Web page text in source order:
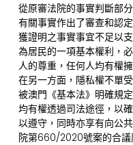
從原審法院的事實判斷部
有關事實作出了審查和認
獲證明之事實事宜不足以
為居民的一項基本權利，
人的尊重，任何人均有權
在另一方面，隱私權不單
被澳門《基本法》明確規
均有權透過司法途徑，以
以遵守，同時亦享有向公
院第660/2020號案的合議